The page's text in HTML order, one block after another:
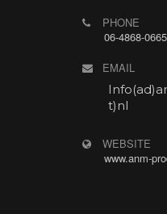
PHONE
06-4868-0665
EMAIL
t)nl
WEBSITE
www.anm-